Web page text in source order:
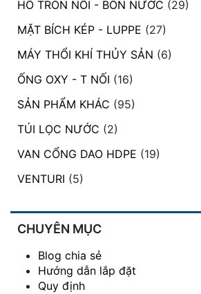
HỒ TRÒN NỔI - BỒN NƯỚC (29)
MẶT BÍCH KÉP - LUPPE (27)
MÁY THỔI KHÍ THỦY SẢN (6)
ỐNG OXY - T NỐI (16)
SẢN PHẨM KHÁC (95)
TÚI LỌC NƯỚC (2)
VAN CỔNG DAO HDPE (19)
VENTURI (5)
CHUYÊN MỤC
Blog chia sẻ
Hướng dẫn lắp đặt
Quy định